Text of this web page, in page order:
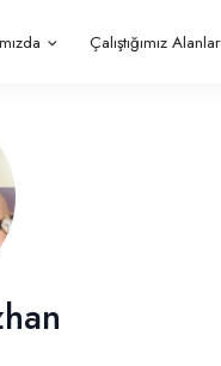
Çalıştığımız Alanlar